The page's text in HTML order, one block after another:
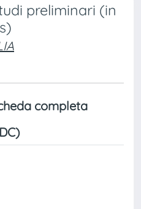
preliminari (in
completa